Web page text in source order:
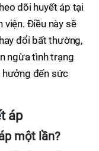
dõi huyết áp tại
viện. Điều này sẽ
đổi bất thường,
ngừa tình trạng
hưởng đến sức
áp
một lần?